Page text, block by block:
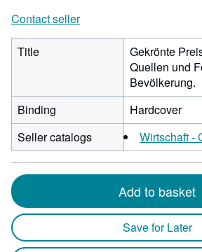
Contact seller
Title
Gekrönte
Quellen und
Bevölkerung.
Binding
Hardcover
Seller catalogs
Wirtschaft -
Add to basket
Save for Later